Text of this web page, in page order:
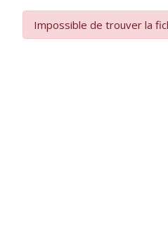
SAINT-
Impossible de trouver la